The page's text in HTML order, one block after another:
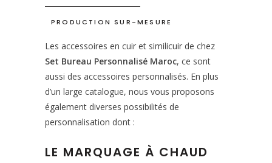
PRODUCTION SUR-MESURE
Les accessoires en cuir et similicuir de chez
Set Bureau Personnalisé Maroc, ce sont
aussi des accessoires personnalisés. En plus
d’un large catalogue, nous vous proposons
également diverses possibilités de
personnalisation dont :
LE MARQUAGE À CHAUD